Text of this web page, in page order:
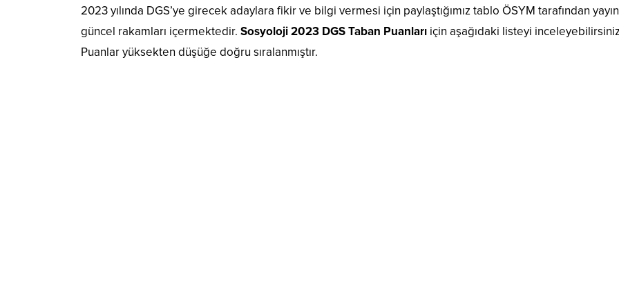
2023 yılında DGS’ye girecek adaylara fikir ve bilgi vermesi için paylaştığımız tablo ÖSYM tarafından
güncel rakamları içermektedir. Sosyoloji 2023 DGS Taban Puanları için aşağıdaki listeyi
Puanlar yüksekten düşüğe doğru sıralanmıştır.